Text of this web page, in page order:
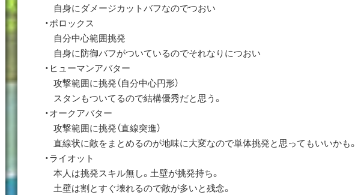
自身にダメージカットバフなのでつおい
・ポロックス
自分中心範囲挑発
自身に防御バフがついているのでそれなりにつおい
・ヒューマンアバター
攻撃範囲に挑発（自分中心円形）
スタンもついてるので結構優秀だと思う。
・オークアバター
攻撃範囲に挑発（直線突進）
直線状に敵をまとめるのが地味に大変なので単体挑発と思ってもいいかも。
・ライオット
本人は挑発スキル無し。土壁が挑発持ち。
土壁は割とすぐ壊れるので敵が多いと残念。